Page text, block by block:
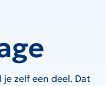
zelf een deel. Dat